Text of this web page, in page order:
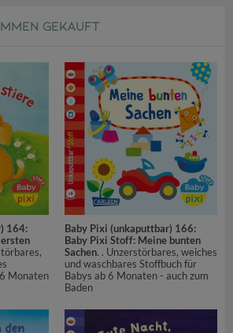
GEKAUFT
164:
Monaten
Baby Pixi (unkaputtbar) 166:
Baby Pixi Stoff: Meine bunten
Sachen. . Unzerstörbares, weiches
und waschbares Stoffbuch für
Babys ab 6 Monaten - auch zum
Baden